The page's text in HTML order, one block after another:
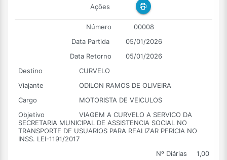
Ações
Número
00008
Data Partida
05/01/2026
Data Retorno
05/01/2026
Destino
CURVELO
Viajante
ODILON RAMOS DE OLIVEIRA
Cargo
MOTORISTA DE VEICULOS
Objetivo
VIAGEM A CURVELO A SERVICO DA
SECRETARIA MUNICIPAL DE ASSISTENCIA SOCIAL NO
TRANSPORTE DE USUARIOS PARA REALIZAR PERICIA NO
INSS. LEI-1191/2017
Nº Diárias
1,00